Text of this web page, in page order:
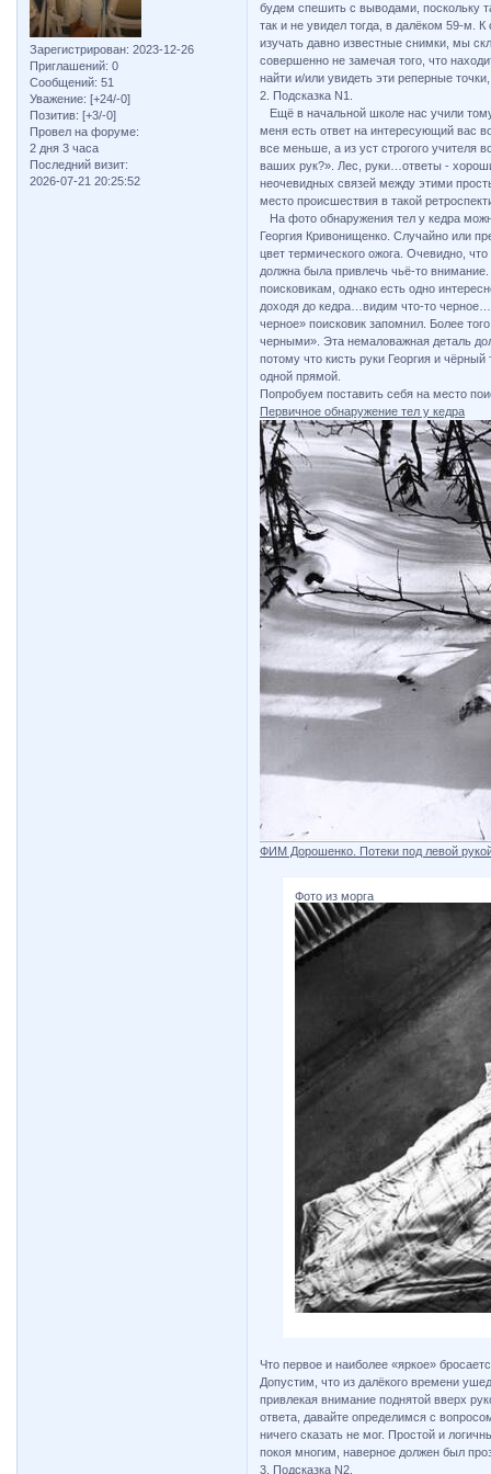
Зарегистрирован: 2023-12-26
Приглашений: 0
Сообщений: 51
Уважение: [+24/-0]
Позитив: [+3/-0]
Провел на форуме:
2 дня 3 часа
Последний визит:
2026-07-21 20:25:52
будем спешить с выводами, поскольку
так и не увидел тогда, в далёком 59-м.
изучать давно известные снимки, мы
совершенно не замечая того, что
найти и/или увидеть эти реперные
2. Подсказка N1.
Ещё в начальной школе нас учили
меня есть ответ на интересующий вас
все меньше, а из уст строгого учителя
ваших рук?». Лес, руки…ответы -
неочевидных связей между этими
место происшествия в такой
На фото обнаружения тел у кедра
Георгия Кривонищенко. Случайно или
цвет термического ожога. Очевидно,
должна была привлечь чьё-то
поисковикам, однако есть одно
доходя до кедра…видим что-то
черное» поисковик запомнил. Более
черными». Эта немаловажная деталь
потому что кисть руки Георгия и
одной прямой.
Попробуем поставить себя на место
Первичное обнаружение тел у кедра
ФИМ Дорошенко. Потеки под левой
Фото из морга
Что первое и наиболее «яркое»
Допустим, что из далёкого времени
привлекая внимание поднятой вверх
ответа, давайте определимся с
ничего сказать не мог. Простой и
покоя многим, наверное должен был
3. Подсказка N2.